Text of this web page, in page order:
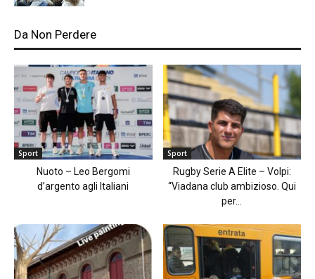
Da Non Perdere
Sport
Nuoto – Leo Bergomi
d’argento agli Italiani
Sport
Rugby Serie A Elite – Volpi:
“Viadana club ambizioso. Qui
per...